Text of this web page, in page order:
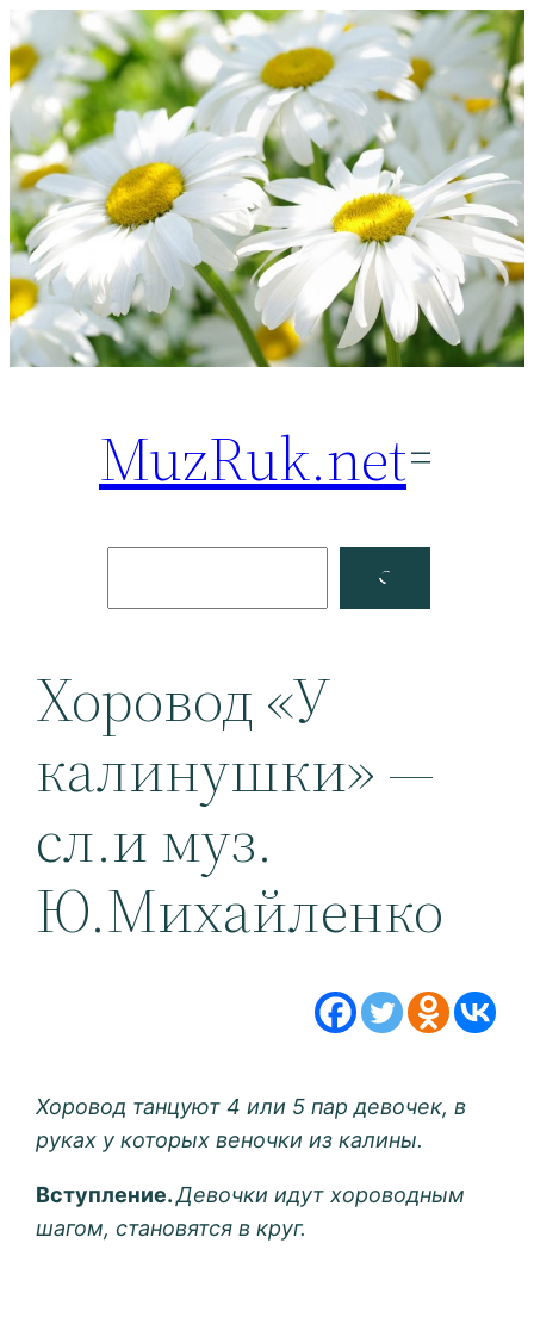
Перейти
к
содержимому
MuzRuk.net
Facebook
Хоровод «У
калинушки» —
сл.и муз.
Ю.Михайленко
Хоровод танцуют 4 или 5 пар девочек, в
руках у которых веночки из калины.
Вступление.Девочки идут хороводным
шагом, становятся в круг.